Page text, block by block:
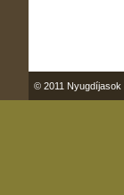
© 2011 Nyugdíjasok